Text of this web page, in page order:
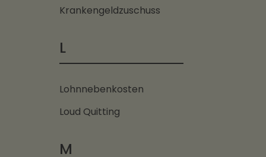
Krankengeldzuschuss
L
Lohnnebenkosten
Loud Quitting
M